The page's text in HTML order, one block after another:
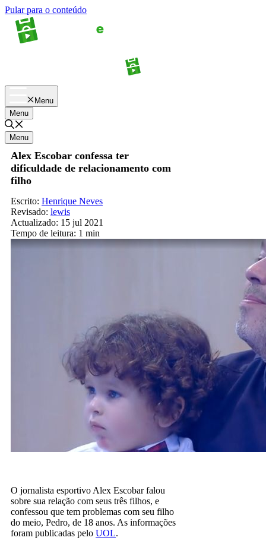
Pular para o conteúdo
Menu
Menu
Menu
Alex Escobar confessa ter
dificuldade de relacionamento com
filho
Escrito: Henrique Neves
Revisado: lewis
Actualizado: 15 jul 2021
Tempo de leitura: 1 min
O jornalista esportivo Alex Escobar falou
sobre sua relação com seus três filhos, e
confessou que tem problemas com seu filho
do meio, Pedro, de 18 anos. As informações
foram publicadas pelo UOL.